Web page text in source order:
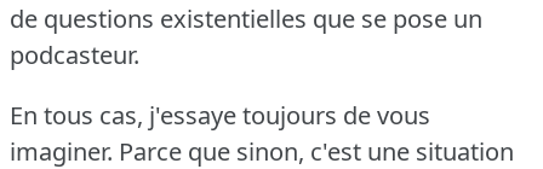
de questions existentielles que se pose un
podcasteur.
En tous cas, j'essaye toujours de vous
imaginer. Parce que sinon, c'est une situation